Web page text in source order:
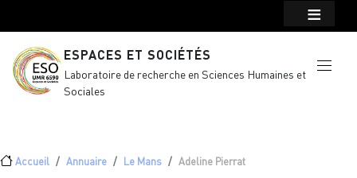
ESPACES ET SOCIÉTÉS
Laboratoire de recherche en Sciences Humaines et
Sociales
Fil d'Ariane
Accueil Annuaire Le Mans Adeline Pierrat